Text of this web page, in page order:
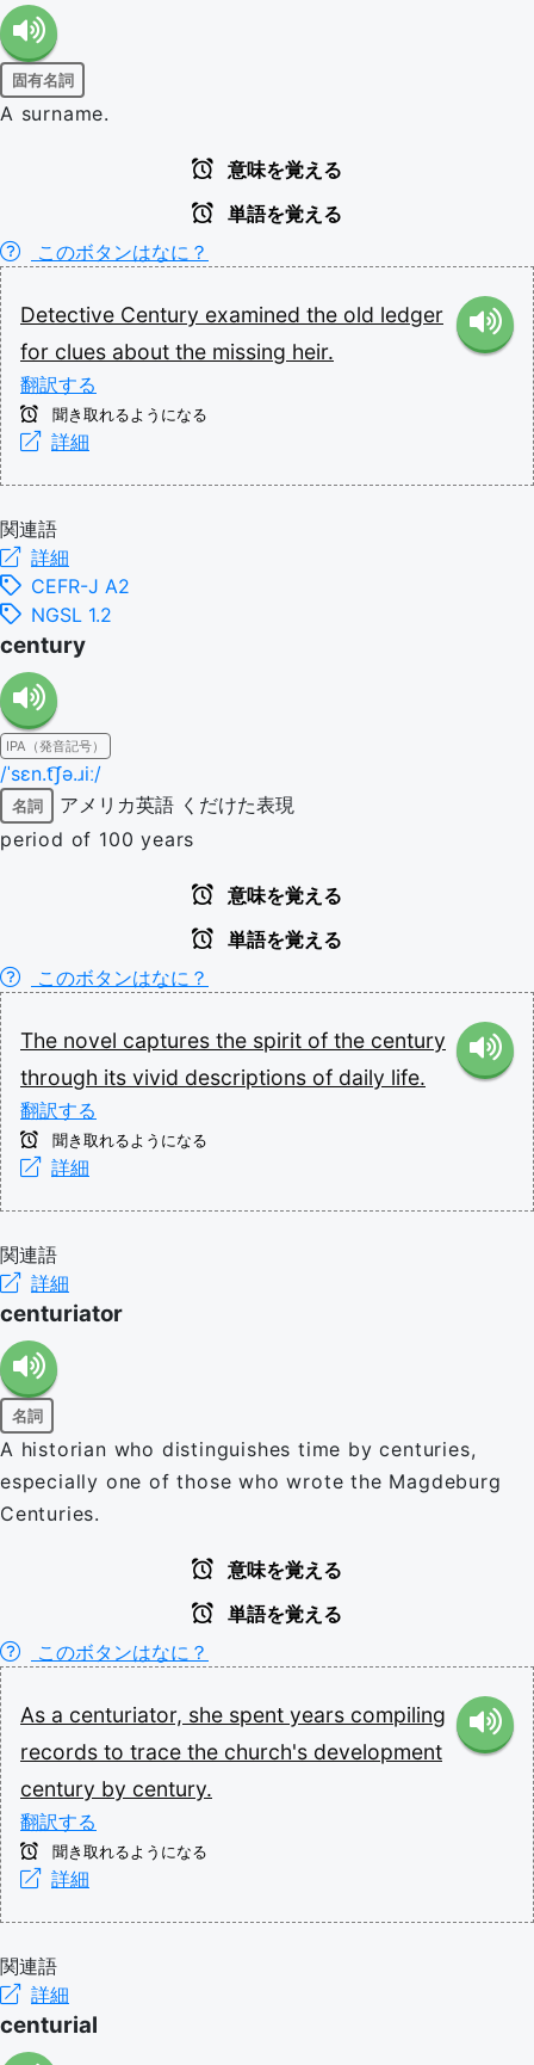
固有名詞
A surname.
意味を覚える
単語を覚える
このボタンはなに？
Detective Century examined the old ledger
for clues about the missing heir.
翻訳する
聞き取れるようになる
詳細
関連語
詳細
CEFR-J A2
NGSL 1.2
century
IPA（発音記号）
/ˈsɛn.t͡ʃə.ɹiː/
名詞 アメリカ英語 くだけた表現
period of 100 years
意味を覚える
単語を覚える
このボタンはなに？
The novel captures the spirit of the century
through its vivid descriptions of daily life.
翻訳する
聞き取れるようになる
詳細
関連語
詳細
centuriator
名詞
A historian who distinguishes time by centuries,
especially one of those who wrote the Magdeburg
Centuries.
意味を覚える
単語を覚える
このボタンはなに？
As a centuriator, she spent years compiling
records to trace the church's development
century by century.
翻訳する
聞き取れるようになる
詳細
関連語
詳細
centurial